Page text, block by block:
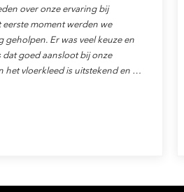
over onze ervaring bij
moment werden we
Er was veel keuze en
dat goed aansloot bij onze
het vloerkleed is uitstekend en de
afgesproken. Ook de service
We raden Karpetwereld dan
die op zoek is naar